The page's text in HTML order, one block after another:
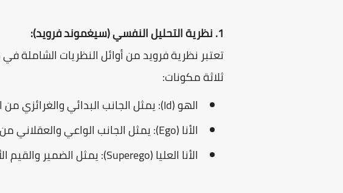
1. نظرية التحليل النفسي (سيغموند فرويد):
تعتبر نظرية فرويد من أوائل النظريات
ثلاثة مكونات:
الهو (Id): يمثل الجانب البدائي والغرائزي من الشخصية، ويسعى إلى إشباع الحاجات والرغبات بشكل فوري.
الأنا (Ego): يمثل الجانب الواعي والعقلاني من الشخصية، ويعمل على التوفيق بين مطالب الهو والواقع.
الأنا العليا (Superego): يمثل الضمير والقيم الأخلاقية، ويمثل المعايير الاجتماعية والمثل العليا.